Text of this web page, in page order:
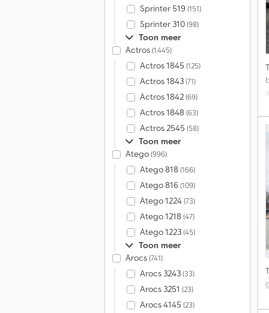
Sprinter 519 (151)
Sprinter 310(98)
Toon meer
Actros(1.445)
Actros 1845 (125)
Actros 1843(71)
Actros 1842(69)
Actros 1848 (63)
Actros 2545 (58)
Toon meer
Atego(996)
Atego 818 (166)
Atego 816(109)
Atego 1224(73)
Atego 1218 (47)
Atego 1223(45)
Toon meer
Arocs(741)
Arocs 3243(33)
Arocs 3251 (23)
Arocs 4145 (23)